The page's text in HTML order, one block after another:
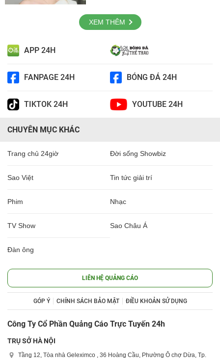
XEM THÊM
APP 24H
FANPAGE 24H BÓNG ĐÁ 24H
TIKTOK 24H YOUTUBE 24H
CHUYÊN MỤC KHÁC
Trang chủ 24giờ Đời sống Showbiz
Sao Việt Tin tức giải trí
Phim Nhạc
TV Show Sao Châu Á
Đàn ông
LIÊN HỆ QUẢNG CÁO
GÓP Ý CHÍNH SÁCH BẢO MẬT ĐIỀU KHOẢN SỬ DỤNG
Công Ty Cổ Phần Quảng Cáo Trực Tuyến 24h
TRỤ SỞ HÀ NỘI
Tầng 12, Tòa nhà Geleximco , 36 Hoàng Cầu, Phường Ô chợ Dừa, Tp.